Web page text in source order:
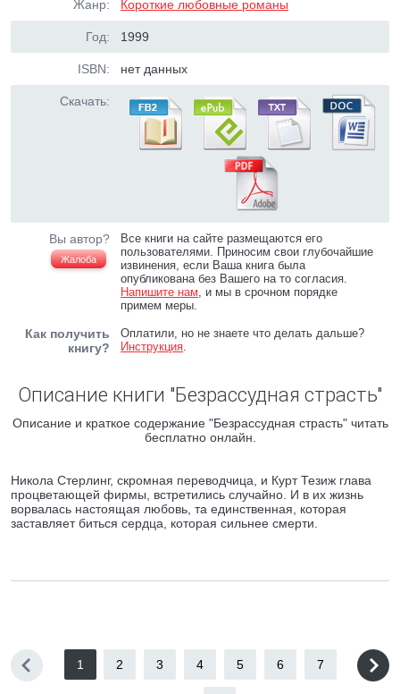
Жанр: Короткие любовные романы
Год: 1999
ISBN: нет данных
Скачать:
Вы автор?
Жалоба
Все книги на сайте размещаются его
пользователями. Приносим свои глубочайшие
извинения, если Ваша книга была
опубликована без Вашего на то согласия.
Напишите нам, и мы в срочном порядке
примем меры.
Как получить
книгу?
Оплатили, но не знаете что делать дальше?
Инструкция.
Описание книги "Безрассудная страсть"
Описание и краткое содержание "Безрассудная страсть" читать
бесплатно онлайн.
Никола Стерлинг, скромная переводчица, и Курт Тезиж глава
процветающей фирмы, встретились случайно. И в их жизнь
ворвалась настоящая любовь, та единственная, которая
заставляет биться сердца, которая сильнее смерти.
1 2 3 4 5 6 7